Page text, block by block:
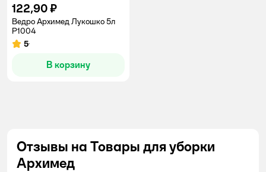
122,90 ₽
Ведро Архимед Лукошко 5л
Р1004
Рейтинг:
5
В корзину
Отзывы на Товары для уборки
Архимед